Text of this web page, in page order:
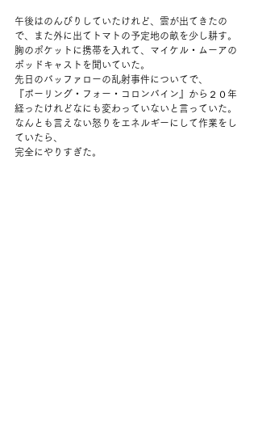
午後はのんびりしていたけれど、雲が出てきたの
で、また外に出てトマトの予定地の畝を少し耕す。
胸のポケットに携帯を入れて、マイケル・ムーアの
ポッドキャストを聞いていた。
先日のバッファローの乱射事件についてで、
『ボーリング・フォー・コロンバイン』から２０年
経ったけれどなにも変わっていないと言っていた。
なんとも言えない怒りをエネルギーにして作業をし
ていたら、
完全にやりすぎた。